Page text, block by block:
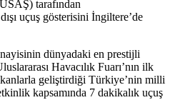
tarafından
uçuş gösterisini İngiltere’de
dünyadaki en prestijli
Havacılık Fuarı’nın ilk
geliştirdiği Türkiye’nin milli
kapsamında 7 dakikalık uçuş